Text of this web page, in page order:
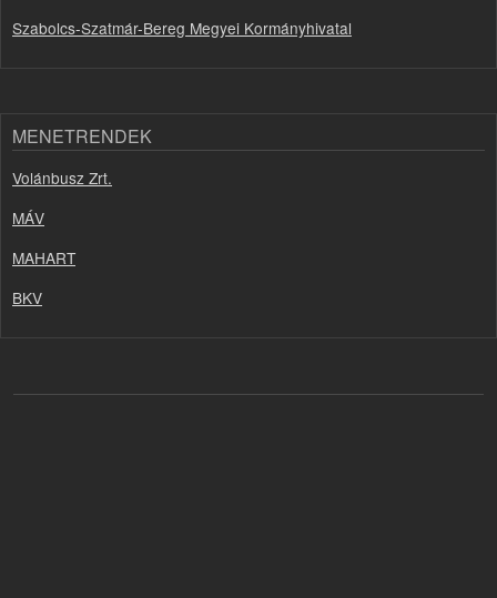
Szabolcs-Szatmár-Bereg Megyei Kormányhivatal
MENETRENDEK
Volánbusz Zrt.
MÁV
MAHART
BKV